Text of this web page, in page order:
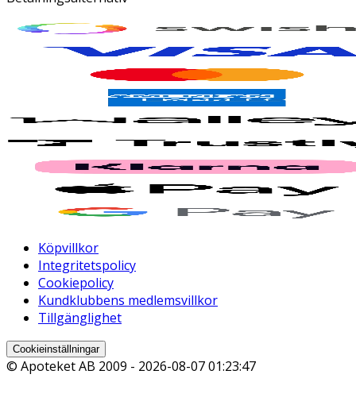
Köpvillkor
Integritetspolicy
Cookiepolicy
Kundklubbens medlemsvillkor
Tillgänglighet
Cookieinställningar
© Apoteket AB 2009 - 2026-08-07 01:23:47